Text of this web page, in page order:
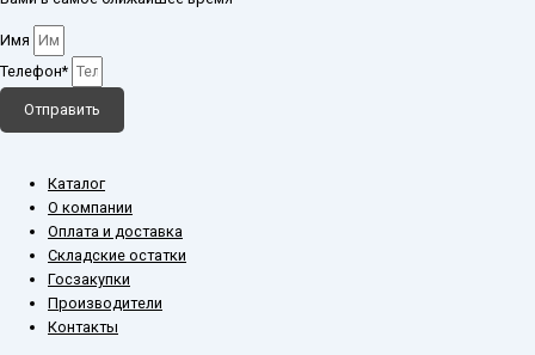
Имя
Телефон*
Отправить
Каталог
О компании
Оплата и доставка
Складские остатки
Госзакупки
Производители
Контакты